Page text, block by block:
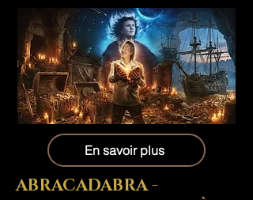
En savoir plus
ABRACADABRA -